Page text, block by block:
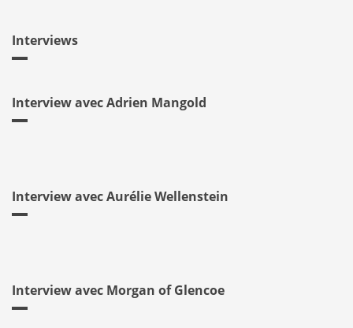
Interviews
Interview avec Adrien Mangold
Interview avec Aurélie Wellenstein
Interview avec Morgan of Glencoe